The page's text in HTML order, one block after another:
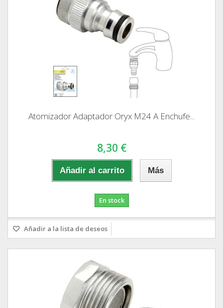
Atomizador Adaptador Oryx M24 A Enchufe...
8,30 €
Añadir al carrito Más
En stock
Añadir a la lista de deseos